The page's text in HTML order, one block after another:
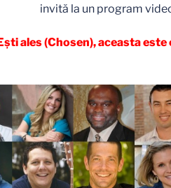
invită la un program
ales (Chosen), aceasta